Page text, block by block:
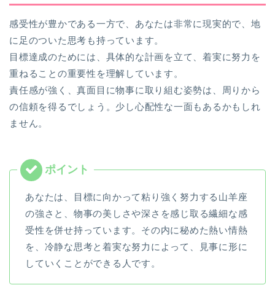
感受性が豊かである一方で、あなたは非常に現実的で、地
に足のついた思考も持っています。
目標達成のためには、具体的な計画を立て、着実に努力を
重ねることの重要性を理解しています。
責任感が強く、真面目に物事に取り組む姿勢は、周りから
の信頼を得るでしょう。少し心配性な一面もあるかもしれ
ません。
あなたは、目標に向かって粘り強く努力する山羊座
の強さと、物事の美しさや深さを感じ取る繊細な感
受性を併せ持っています。その内に秘めた熱い情熱
を、冷静な思考と着実な努力によって、見事に形に
していくことができる人です。